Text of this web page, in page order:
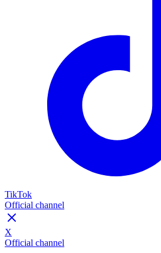
TikTok
Official channel
X
Official channel